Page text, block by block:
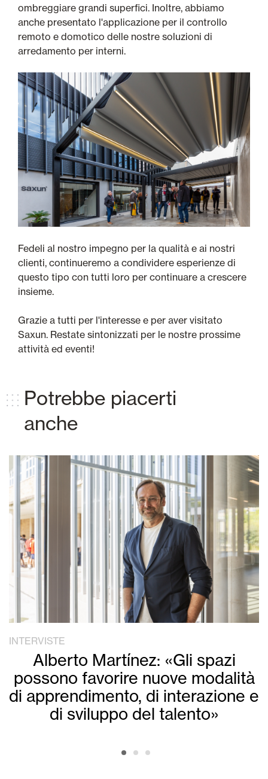
ombreggiare grandi superfici. Inoltre, abbiamo
anche presentato l'applicazione per il controllo
remoto e domotico delle nostre soluzioni di
arredamento per interni.
Fedeli al nostro impegno per la qualità e ai nostri
clienti, continueremo a condividere esperienze di
questo tipo con tutti loro per continuare a crescere
insieme.
Grazie a tutti per l'interesse e per aver visitato
Saxun. Restate sintonizzati per le nostre prossime
attività ed eventi!
Potrebbe piacerti
anche
INTERVISTE
Alberto Martínez: «Gli spazi
possono favorire nuove modalità
di apprendimento, di interazione e
di sviluppo del talento»